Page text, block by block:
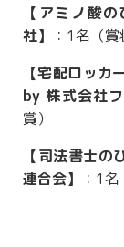
【アミノ酸
社】
：1名（賞
【宅配ロッ
by 株式会社
賞）
【司法書士
連合会】
：1